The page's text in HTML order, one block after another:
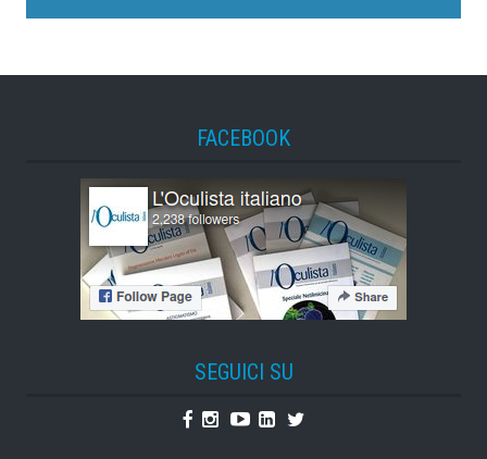
FACEBOOK
SEGUICI SU
Facebook
Instagram
YoutubeLinkedin
Twitter